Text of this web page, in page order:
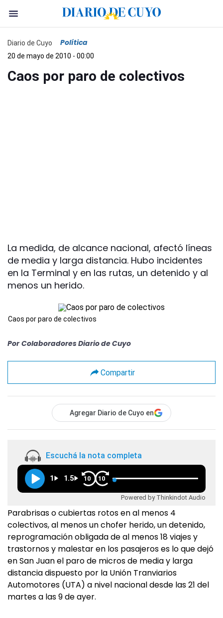
Diario de Cuyo Política
20 de mayo de 2010 - 00:00
Caos por paro de colectivos
La medida, de alcance nacional, afectó líneas
de media y larga distancia. Hubo incidentes
en la Terminal y en las rutas, un detenido y al
menos un herido.
Caos por paro de colectivos
Por Colaboradores Diario de Cuyo
Compartir
Agregar Diario de Cuyo en
Escuchá la nota completa
1 1.5 10 10
Powered by Thinkindot Audio
Parabrisas o cubiertas rotos en al menos 4
colectivos, al menos un chofer herido, un detenido,
reprogramación obligada de al menos 18 viajes y
trastornos y malestar en los pasajeros es lo que dejó
en San Juan el paro de micros de media y larga
distancia dispuesto por la Unión Tranviarios
Automotores (UTA) a nivel nacional desde las 21 del
martes a las 9 de ayer.